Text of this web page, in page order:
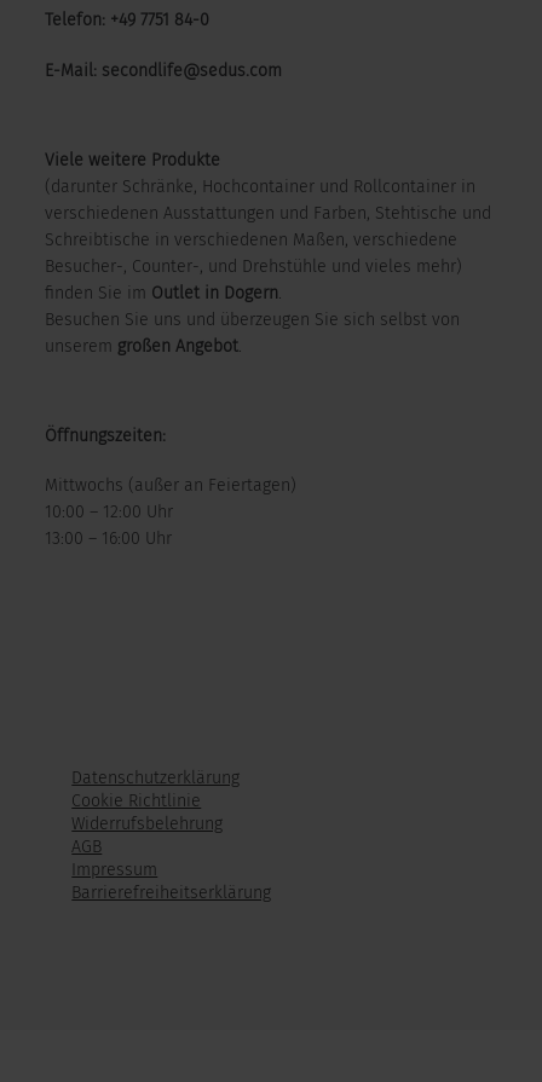
Telefon: +49 7751 84-0
E-Mail: secondlife@sedus.com
Viele weitere Produkte
(darunter Schränke, Hochcontainer und Rollcontainer in
verschiedenen Ausstattungen und Farben, Stehtische und
Schreibtische in verschiedenen Maßen, verschiedene
Besucher-, Counter-, und Drehstühle und vieles mehr)
finden Sie im Outlet in Dogern
Besuchen Sie uns und überzeugen Sie sich selbst von
unserem großen Angebot.
Öffnungszeiten:
Mittwochs (außer an Feiertagen)
10:00 – 12:00 Uhr
13:00 – 16:00 Uhr
Datenschutzerklärung
Cookie Richtlinie
Widerrufsbelehrung
AGB
Impressum
Barrierefreiheitserklärung